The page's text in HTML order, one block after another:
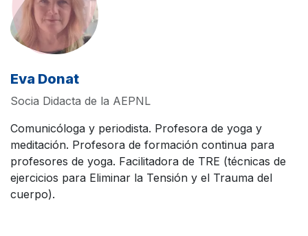
Eva Donat
Socia Didacta de la AEPNL
Comunicóloga y periodista. Profesora de yoga y
meditación. Profesora de formación continua para
profesores de yoga. Facilitadora de TRE (técnicas de
ejercicios para Eliminar la Tensión y el Trauma del
cuerpo).